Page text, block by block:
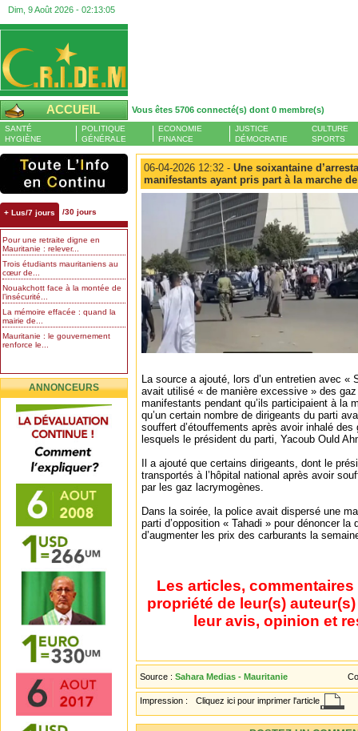
Dim, 9 Août 2026 - 02:13:06
ACCUEIL Vous êtes 5706 connecté(s) dont 0 membre(s)
SANTÉ
HYGIÈNE
POLITIQUE
GÉNÉRALE
ECONOMIE
FINANCE
JUSTICE
DÉMOCRATIE
CULTURE
SPORTS
+ Lus/7 jours /30 jours
Pour une retraite digne en
Mauritanie : relever...
Trois étudiants mauritaniens au
cœur de...
Nouakchott face à la montée de
l’insécurité...
La mémoire effacée : quand la
mairie de...
Mauritanie : le gouvernement
renforce le...
ANNONCEURS
06-04-2026 12:32 - Une soixantaine
manifestants ayant pris part à la marche
La source a ajouté, lors d’un entretien avec «
avait utilisé « de manière excessive » des
manifestants pendant qu’ils participaient à la
qu’un certain nombre de dirigeants du parti
souffert d’étouffements après avoir inhalé
lesquels le président du parti, Yacoub Ould
Il a ajouté que certains dirigeants, dont le
transportés à l’hôpital national après avoir
par les gaz lacrymogènes.
Dans la soirée, la police avait dispersé une
parti d’opposition « Tahadi » pour dénoncer la
d’augmenter les prix des carburants la
Les articles,
propriété de leur(s)
leur avis, opinion et
Source : Sahara Medias - Mauritanie
Impression : Cliquez ici pour imprimer l'article